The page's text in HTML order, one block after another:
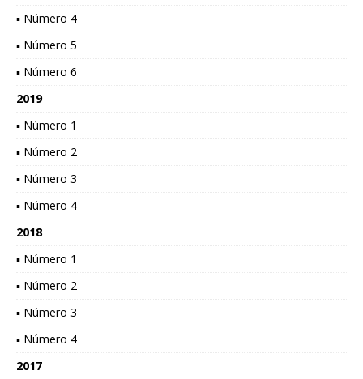
▪ Número 4
▪ Número 5
▪ Número 6
2019
▪ Número 1
▪ Número 2
▪ Número 3
▪ Número 4
2018
▪ Número 1
▪ Número 2
▪ Número 3
▪ Número 4
2017